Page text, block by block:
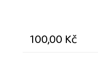
100,00 Kč